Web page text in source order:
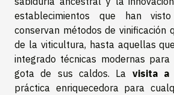
establecimientos que han
conservan métodos de vinificación
de la viticultura, hasta aquellas
integrado técnicas modernas para
gota de sus caldos. La visita a
práctica enriquecedora para